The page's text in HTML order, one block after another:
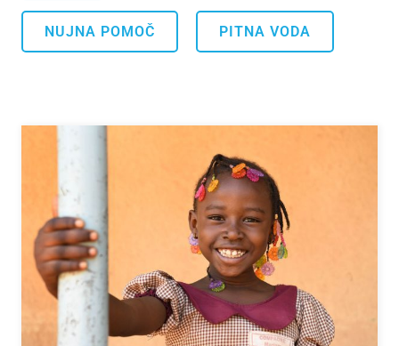
NUJNA POMOČ PITNA VODA